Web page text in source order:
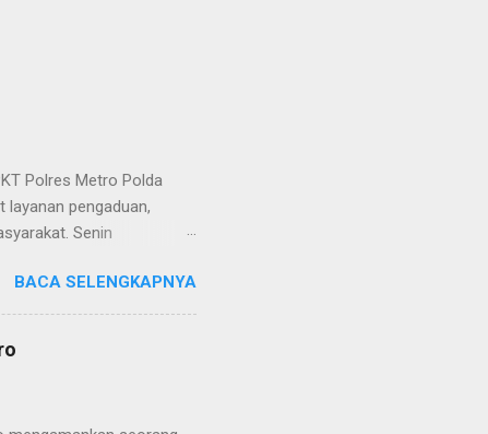
Polres Metro Polda
pengaduan,
Senin
Kapolres Metro AKBP
memberikan
baik informasi
ketika telah
BACA SELENGKAPNYA